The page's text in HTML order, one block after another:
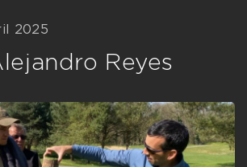
2025
Reyes